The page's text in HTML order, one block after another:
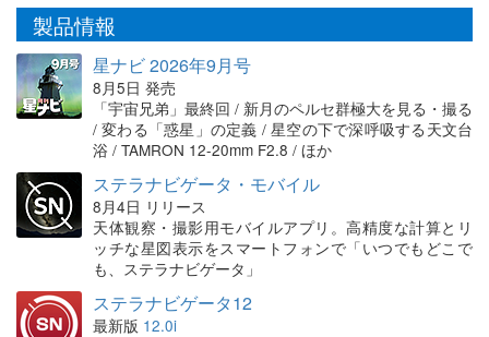
製品情報
星ナビ 2026年9月号
8月5日 発売
「宇宙兄弟」最終回 / 新月のペルセ群極大を見る・撮る
/ 変わる「惑星」の定義 / 星空の下で深呼吸する天文台
浴 / TAMRON 12-20mm F2.8 / ほか
ステラナビゲータ・モバイル
8月4日 リリース
天体観察・撮影用モバイルアプリ。高精度な計算とリ
ッチな星図表示をスマートフォンで「いつでもどこで
も、ステラナビゲータ」
ステラナビゲータ12
最新版 12.0i